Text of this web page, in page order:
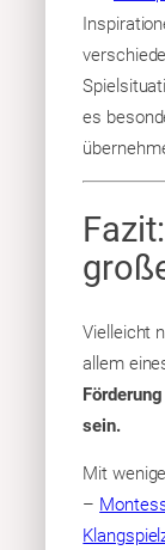
es
Vielleicht
allem
sein.
Mit
–